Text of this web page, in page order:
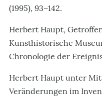
(1995), 93–142.
Herbert Haupt,
Kunsthistorische
Chronologie der
Herbert Haupt unter
Veränderungen im